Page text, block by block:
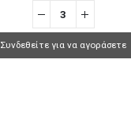
Συνδεθείτε για να αγοράσετε